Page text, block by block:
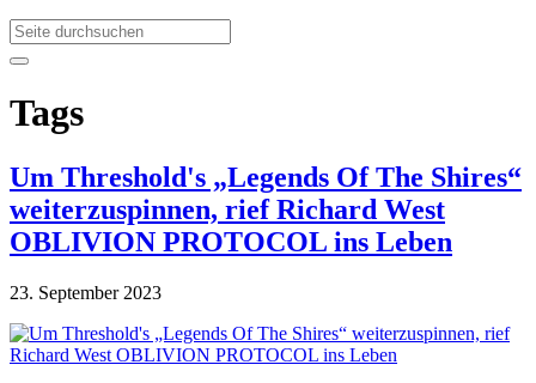
Tags
Um Threshold's „Legends Of The Shires“
weiterzuspinnen, rief Richard West
OBLIVION PROTOCOL ins Leben
23. September 2023